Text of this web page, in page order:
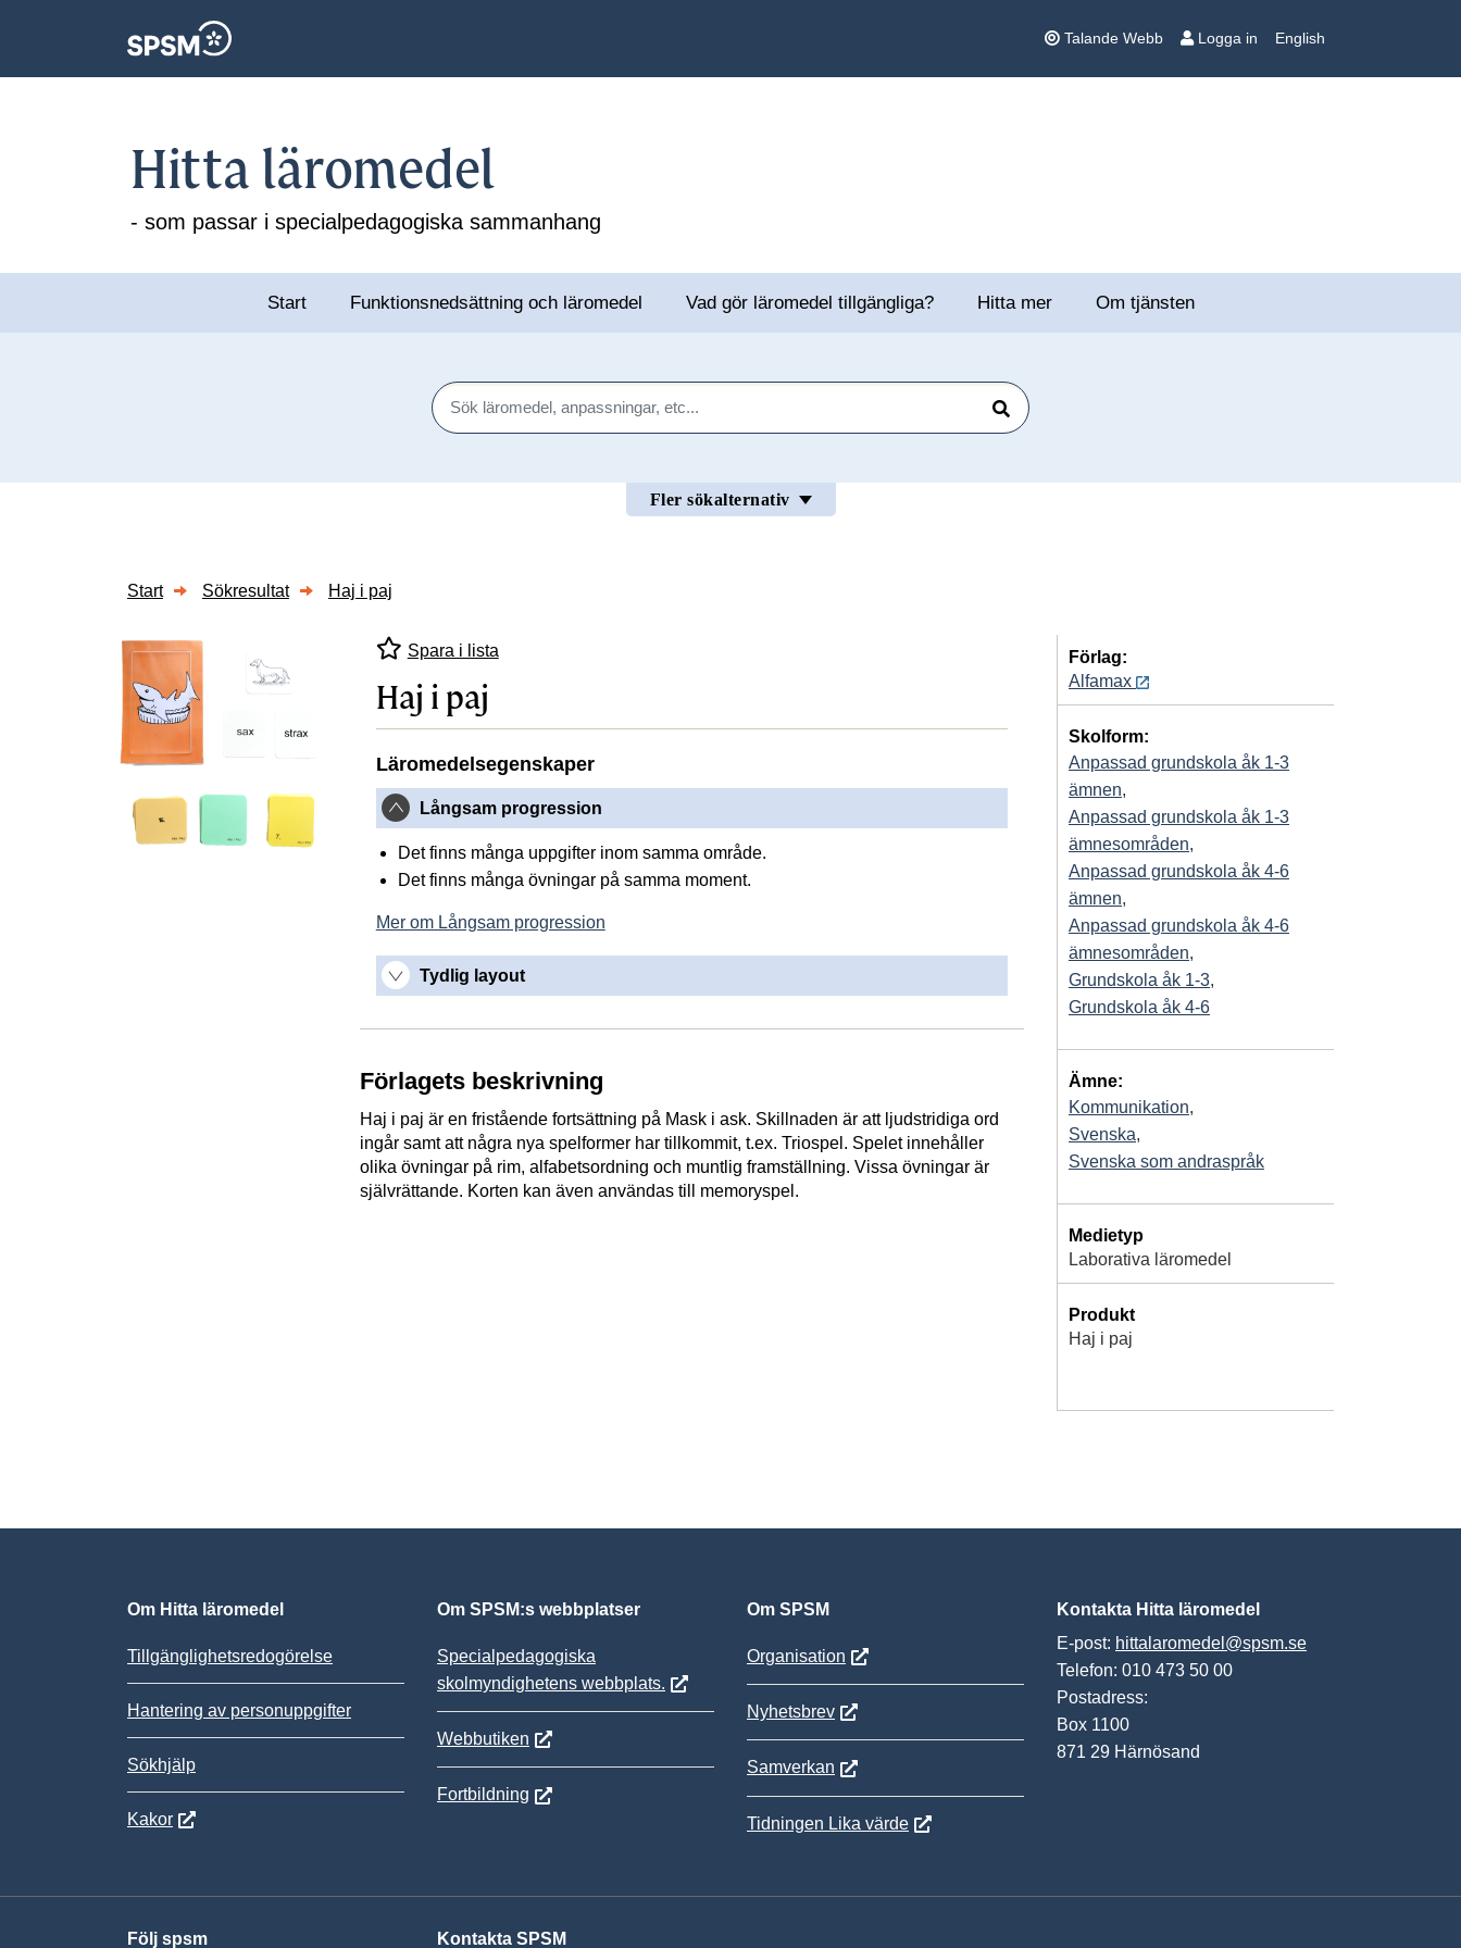
Talande Webb Logga in English
Hitta läromedel
- som passar i specialpedagogiska sammanhang
Start Funktionsnedsättning och läromedel Vad gör läromedel tillgängliga? Hitta mer Om tjänsten
Sök
Sök
Fler sökalternativ
Start Sökresultat Haj i paj
Spara i lista
Haj i paj
Läromedelsegenskaper
Långsam progression
Det finns många uppgifter inom samma område.
Det finns många övningar på samma moment.
Mer om Långsam progression
Tydlig layout
Förlagets beskrivning
Haj i paj är en fristående fortsättning på Mask i ask. Skillnaden är att ljudstridiga ord
ingår samt att några nya spelformer har tillkommit, t.ex. Triospel. Spelet innehåller
olika övningar på rim, alfabetsordning och muntlig framställning. Vissa övningar är
självrättande. Korten kan även användas till memoryspel.
Förlag:
Alfamax
Skolform:
Anpassad grundskola åk 1-3
ämnen,
Anpassad grundskola åk 1-3
ämnesområden,
Anpassad grundskola åk 4-6
ämnen,
Anpassad grundskola åk 4-6
ämnesområden,
Grundskola åk 1-3,
Grundskola åk 4-6
Ämne:
Kommunikation,
Svenska,
Svenska som andraspråk
Medietyp
Laborativa läromedel
Produkt
Haj i paj
Om Hitta läromedel
Tillgänglighetsredogörelse
Hantering av personuppgifter
Sökhjälp
Kakor
Om SPSM:s webbplatser
Specialpedagogiska
skolmyndighetens webbplats.
Webbutiken
Fortbildning
Om SPSM
Organisation
Nyhetsbrev
Samverkan
Tidningen Lika värde
Kontakta Hitta läromedel
E-post: hittalaromedel@spsm.se
Telefon: 010 473 50 00
Postadress:
Box 1100
871 29 Härnösand
Följ spsm Kontakta SPSM